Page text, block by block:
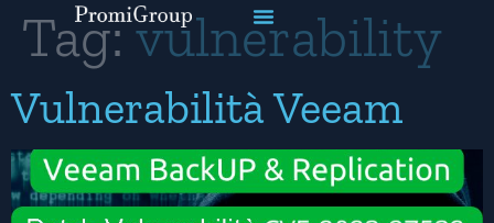
Tag:vulnerability
Vulnerabilità Veeam